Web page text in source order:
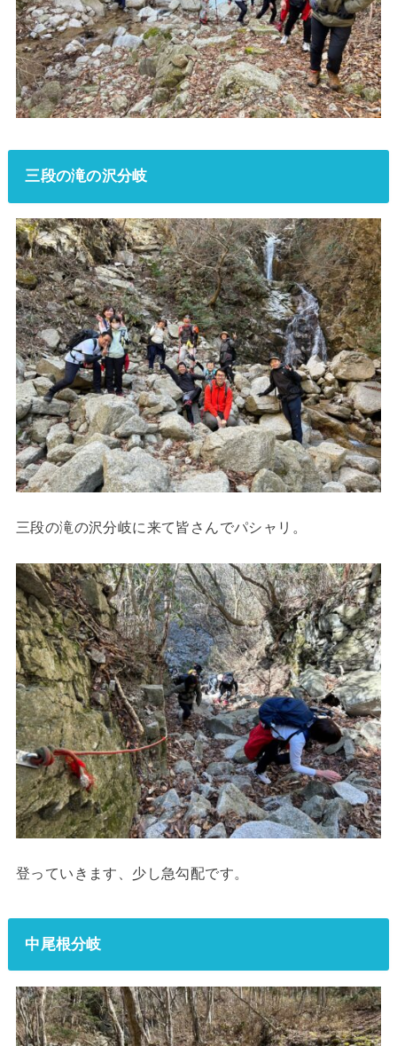
三段の滝の沢分岐
三段の滝の沢分岐に来て皆さんでパシャリ。
登っていきます、少し急勾配です。
中尾根分岐